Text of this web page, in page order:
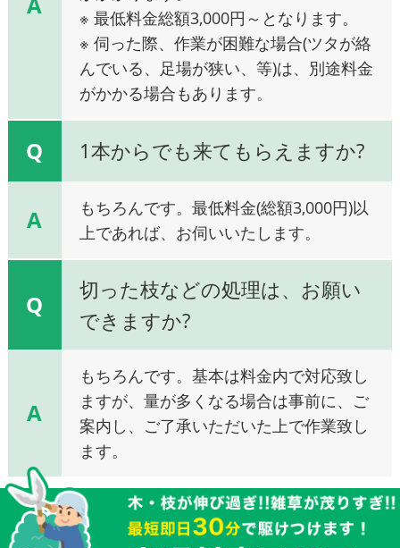
※ 最低料金総額3,000円～となります。
※ 伺った際、作業が困難な場合(ツタが絡
んでいる、足場が狭い、等)は、別途料金
がかかる場合もあります。
Q 1本からでも来てもらえますか?
A
もちろんです。最低料金(総額3,000円)以
上であれば、お伺いいたします。
Q
切った枝などの処理は、お願い
できますか?
A
もちろんです。基本は料金内で対応致し
ますが、量が多くなる場合は事前に、ご
案内し、ご了承いただいた上で作業致し
ます。